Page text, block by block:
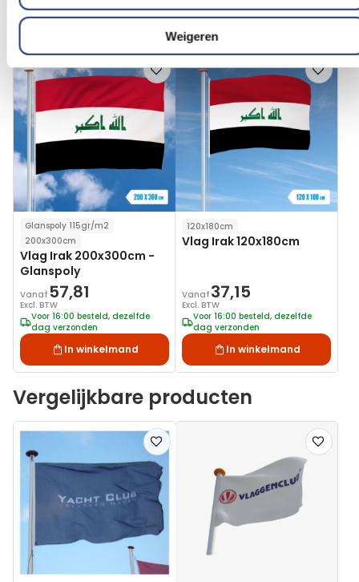
Weigeren
dag verzonden
dag verzonden
Voeg
toe
aan
verlanglijst
Glanspoly 115gr/m2
200x300cm
Vlag Irak 200x300cm -
Glanspoly
Vanaf 57,81
Excl. BTW
Voor 16:00 besteld, dezelfde
dag verzonden
In winkelmand
Voeg
toe
aan
120x180cm
Vlag Irak 120x180cm
Vanaf 37,15
Excl. BTW
Voor 16:00 besteld, dezelfde
dag verzonden
In winkelmand
Vergelijkbare producten
Voeg
toe
aan
verlanglijst
Voeg
toe
aan